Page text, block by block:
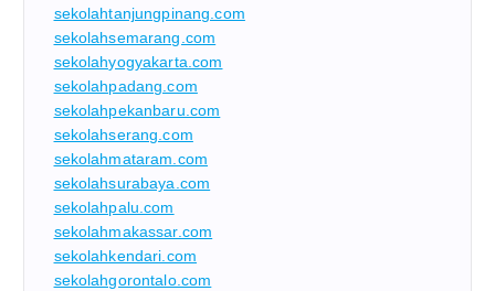
sekolahtanjungpinang.com
sekolahsemarang.com
sekolahyogyakarta.com
sekolahpadang.com
sekolahpekanbaru.com
sekolahserang.com
sekolahmataram.com
sekolahsurabaya.com
sekolahpalu.com
sekolahmakassar.com
sekolahkendari.com
sekolahgorontalo.com